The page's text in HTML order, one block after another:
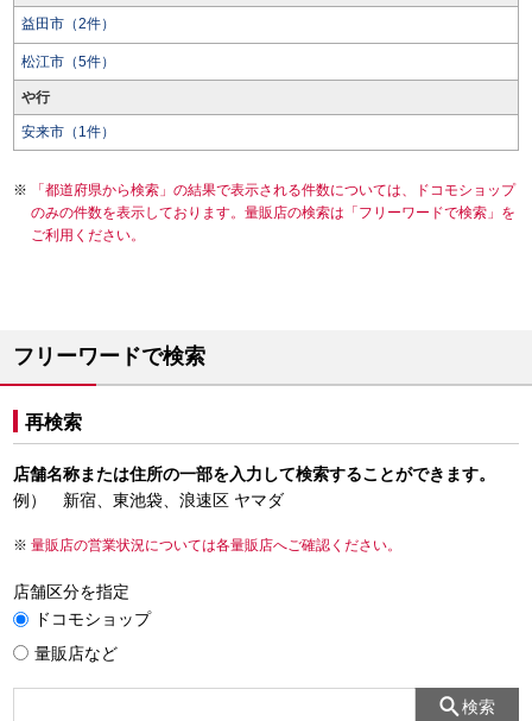
益田市（2件）
松江市（5件）
や行
安来市（1件）
「都道府県から検索」の結果で表示される件数については、ドコモショップ
のみの件数を表示しております。量販店の検索は「フリーワードで検索」を
ご利用ください。
フリーワードで検索
再検索
店舗名称または住所の一部を入力して検索することができます。
例） 新宿、東池袋、浪速区 ヤマダ
量販店の営業状況については各量販店へご確認ください。
店舗区分を指定
ドコモショップ
量販店など
検索